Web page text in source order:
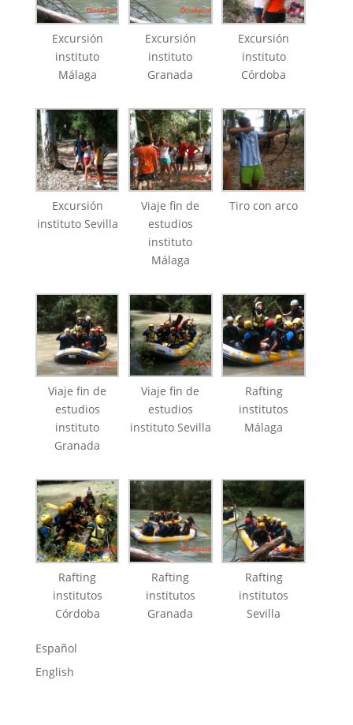
Excursión
instituto
Málaga
Excursión
instituto
Granada
Excursión
instituto
Córdoba
Excursión
instituto Sevilla
Viaje fin de
estudios
instituto
Málaga
Tiro con arco
Viaje fin de
estudios
instituto
Granada
Viaje fin de
estudios
instituto Sevilla
Rafting
institutos
Málaga
Rafting
institutos
Córdoba
Rafting
institutos
Granada
Rafting
institutos
Sevilla
Español
English